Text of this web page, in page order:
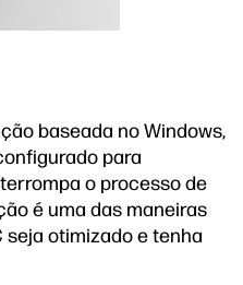
baseada no Windows,
para
o processo de
é uma das maneiras
seja otimizado e tenha